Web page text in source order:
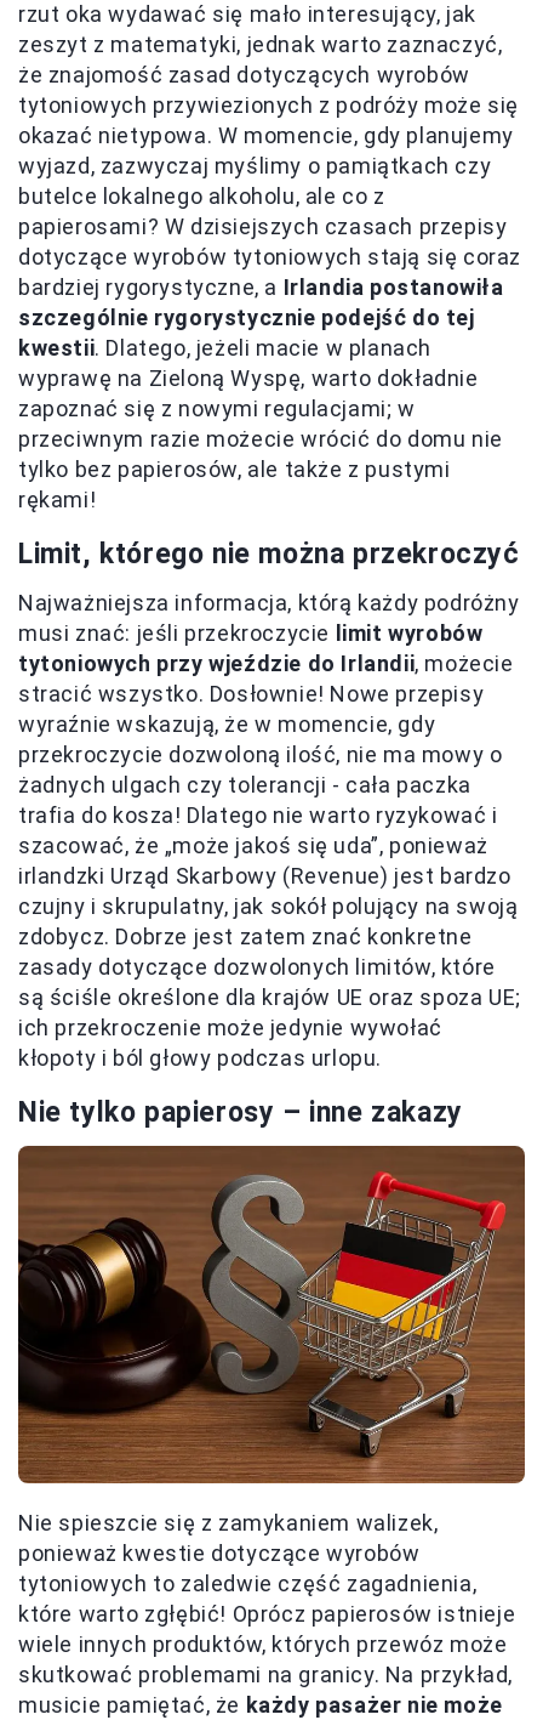
rzut oka wydawać się mało interesujący, jak
zeszyt z matematyki, jednak warto zaznaczyć,
że znajomość zasad dotyczących wyrobów
tytoniowych przywiezionych z podróży może się
okazać nietypowa. W momencie, gdy planujemy
wyjazd, zazwyczaj myślimy o pamiątkach czy
butelce lokalnego alkoholu, ale co z
papierosami? W dzisiejszych czasach przepisy
dotyczące wyrobów tytoniowych stają się coraz
bardziej rygorystyczne, a Irlandia postanowiła
szczególnie rygorystycznie podejść do tej
kwestii. Dlatego, jeżeli macie w planach
wyprawę na Zieloną Wyspę, warto dokładnie
zapoznać się z nowymi regulacjami; w
przeciwnym razie możecie wrócić do domu nie
tylko bez papierosów, ale także z pustymi
rękami!
Limit, którego nie można przekroczyć
Najważniejsza informacja, którą każdy podróżny
musi znać: jeśli przekroczycie
limit wyrobów
tytoniowych przy wjeździe do Irlandii, możecie
stracić wszystko. Dosłownie! Nowe przepisy
wyraźnie wskazują, że w momencie, gdy
przekroczycie dozwoloną ilość, nie ma mowy o
żadnych ulgach czy tolerancji - cała paczka
trafia do kosza! Dlatego nie warto ryzykować i
szacować, że „może jakoś się uda”, ponieważ
irlandzki Urząd Skarbowy (Revenue) jest bardzo
czujny i skrupulatny, jak sokół polujący na swoją
zdobycz. Dobrze jest zatem znać konkretne
zasady dotyczące dozwolonych limitów, które
są ściśle określone dla krajów UE oraz spoza UE;
ich przekroczenie może jedynie wywołać
kłopoty i ból głowy podczas urlopu.
Nie tylko papierosy – inne zakazy
Nie spieszcie się z zamykaniem walizek,
ponieważ kwestie dotyczące wyrobów
tytoniowych to zaledwie część zagadnienia,
które warto zgłębić! Oprócz papierosów istnieje
wiele innych produktów, których przewóz może
skutkować problemami na granicy. Na przykład,
musicie pamiętać, że każdy pasażer nie może